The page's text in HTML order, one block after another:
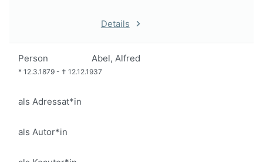
Details
Person Abel, Alfred
* 12.3.1879 - † 12.12.1937
als Adressat*in
als Autor*in